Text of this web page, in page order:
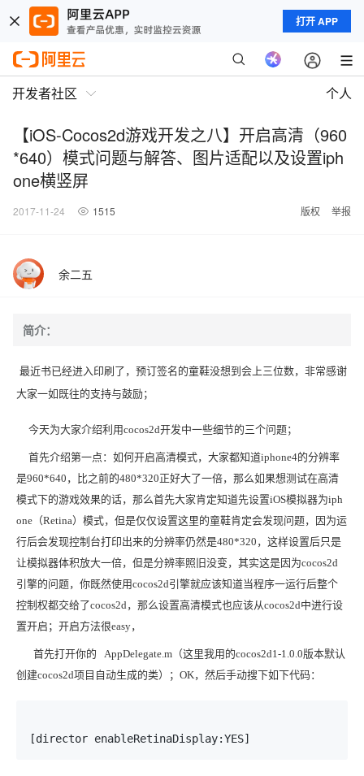
打开 APP
开发者社区 个人
【iOS-Cocos2d游戏开发之八】开启高清（960
*640）模式问题与解答、图片适配以及设置iph
one横竖屏
2017-11-24 1515 版权 举报
余二五
简介：
最近书已经进入印刷了，预订签名的童鞋没想到会上三位数，非常感谢
大家一如既往的支持与鼓励；
今天为大家介绍利用cocos2d开发中一些细节的三个问题；
首先介绍第一点：如何开启高清模式，大家都知道iphone4的分辨率
是960*640，比之前的480*320正好大了一倍，那么如果想测试在高清
模式下的游戏效果的话，那么首先大家肯定知道先设置iOS模拟器为iph
one（Retina）模式，但是仅仅设置这里的童鞋肯定会发现问题，因为运
行后会发现控制台打印出来的分辨率仍然是480*320，这样设置后只是
让模拟器体积放大一倍，但是分辨率照旧没变，其实这是因为cocos2d
引擎的问题，你既然使用cocos2d引擎就应该知道当程序一运行后整个
控制权都交给了cocos2d，那么设置高清模式也应该从cocos2d中进行设
置开启；开启方法很easy，
首先打开你的 AppDelegate.m（这里我用的cocos2d1-1.0.0版本默认
创建cocos2d项目自动生成的类）；OK，然后手动搜下如下代码：
[director enableRetinaDisplay:YES]